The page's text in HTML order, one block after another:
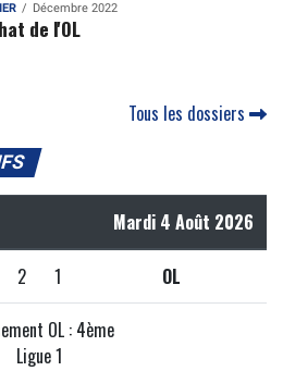
Décembre 2022
de l'OL
Tous les dossiers
Mardi 4 Août 2026
2 1 OL
OL : 4ème
Ligue 1